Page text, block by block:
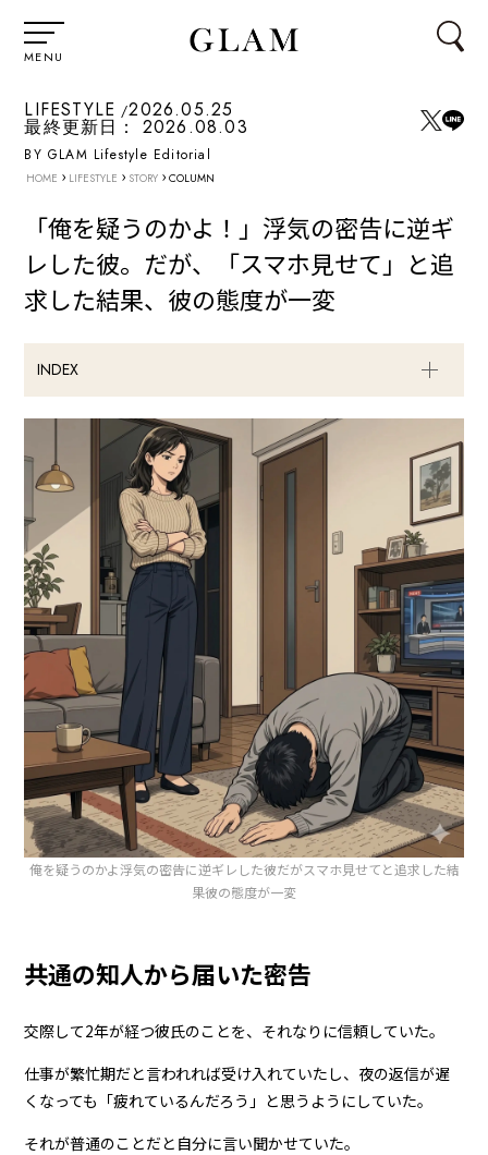
MENU
LIFESTYLE 2026.05.25
最終更新日： 2026.08.03
BY GLAM Lifestyle Editorial
HOME › LIFESTYLE › STORY › COLUMN
「俺を疑うのかよ！」浮気の密告に逆ギ
レした彼。だが、「スマホ見せて」と追
求した結果、彼の態度が一変
INDEX
俺を疑うのかよ浮気の密告に逆ギレした彼だがスマホ見せてと追求した結
果彼の態度が一変
共通の知人から届いた密告
交際して2年が経つ彼氏のことを、それなりに信頼していた。
仕事が繁忙期だと言われれば受け入れていたし、夜の返信が遅
くなっても「疲れているんだろう」と思うようにしていた。
それが普通のことだと自分に言い聞かせていた。